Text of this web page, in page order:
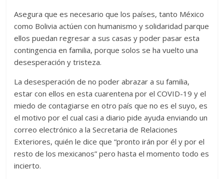
Asegura que es necesario que los países, tanto México
como Bolivia actúen con humanismo y solidaridad parque
ellos puedan regresar a sus casas y poder pasar esta
contingencia en familia, porque solos se ha vuelto una
desesperación y tristeza.
La desesperación de no poder abrazar a su familia,
estar con ellos en esta cuarentena por el COVID-19 y el
miedo de contagiarse en otro país que no es el suyo, es
el motivo por el cual casi a diario pide ayuda enviando un
correo electrónico a la Secretaria de Relaciones
Exteriores, quién le dice que “pronto irán por él y por el
resto de los mexicanos” pero hasta el momento todo es
incierto.